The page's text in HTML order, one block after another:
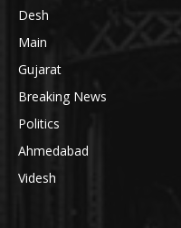
Desh
Main
Gujarat
Breaking News
Politics
Ahmedabad
Videsh